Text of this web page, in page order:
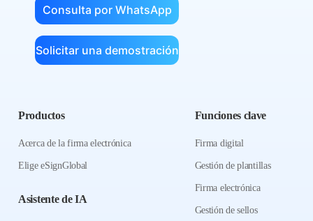
Consulta por WhatsApp
Solicitar una demostración
Productos
Acerca de la firma electrónica
Elige eSignGlobal
Asistente de IA
Funciones clave
Firma digital
Gestión de plantillas
Firma electrónica
Gestión de sellos